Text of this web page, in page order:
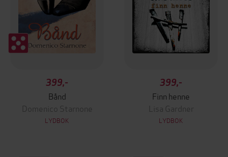
399,-
Bånd
Domenico Starnone
LYDBOK
399,-
Finn henne
Lisa Gardner
LYDBOK